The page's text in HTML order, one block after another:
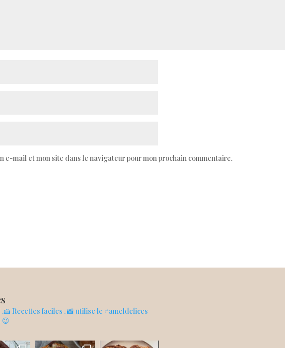
e-mail et mon site dans le navigateur pour mon prochain commentaire.
.🍰 Recettes faciles . 📸 utilise le #ameldelices
😉